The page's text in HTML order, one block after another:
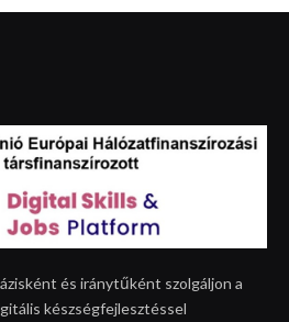
és iránytűként szolgáljon a
készségfejlesztéssel